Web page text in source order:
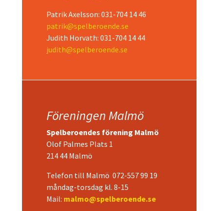
Patrik Axelsson: 031-704 14 46
patrik@spelberoende.se
Judith Horvath: 031-704 14 44
judith@spelberoende.se
Föreningen Malmö
Spelberoendes förening Malmö
Olof Palmes Plats 1
214 44 Malmö
Telefon till Malmö 072-557 99 19
måndag-torsdag kl. 8-15
Mail: malmo@spelberoende.se